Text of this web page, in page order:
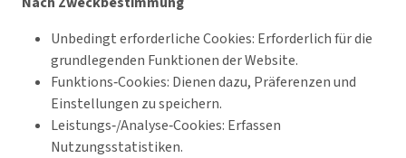
Unbedingt erforderliche Cookies: Erforderlich für die
grundlegenden Funktionen der Website.
Funktions‑Cookies: Dienen dazu, Präferenzen und
Einstellungen zu speichern.
Leistungs‑/Analyse‑Cookies: Erfassen
Nutzungsstatistiken.